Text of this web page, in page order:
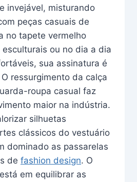
invejável, misturando
peças casuais de
no tapete vermelho
ou no dia a dia
sua assinatura é
ressurgimento da calça
roupa casual faz
maior na indústria.
silhuetas
clássicos do vestuário
dominado as passarelas
de fashion design. O
em equilibrar as